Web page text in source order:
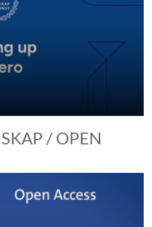
/ OPEN